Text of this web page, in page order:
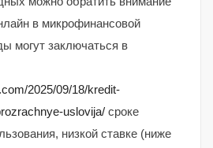
в микрофинансовой
могут заключаться в
2025/09/18/kredit-
uslovija/ сроке
низкой ставке (ниже